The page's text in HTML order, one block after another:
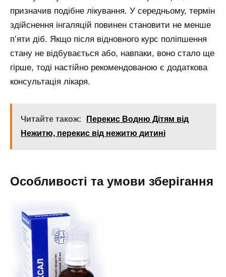
призначив подібне лікування. У середньому, термін
здійснення інгаляцій повинен становити не менше
п’яти діб. Якщо після відновного курс поліпшення
стану не відбувається або, навпаки, воно стало ще
гірше, тоді настійно рекомендованою є додаткова
консультація лікаря.
Читайте також:
Перекис Водню Дітям від
Нежитю, перекис від нежитю дитині
Особливості та умови зберігання